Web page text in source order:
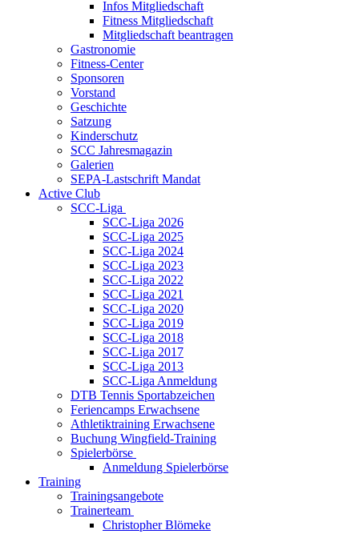
Infos Mitgliedschaft
Fitness Mitgliedschaft
Mitgliedschaft beantragen
Gastronomie
Fitness-Center
Sponsoren
Vorstand
Geschichte
Satzung
Kinderschutz
SCC Jahresmagazin
Galerien
SEPA-Lastschrift Mandat
Active Club
SCC-Liga
SCC-Liga 2026
SCC-Liga 2025
SCC-Liga 2024
SCC-Liga 2023
SCC-Liga 2022
SCC-Liga 2021
SCC-Liga 2020
SCC-Liga 2019
SCC-Liga 2018
SCC-Liga 2017
SCC-Liga 2013
SCC-Liga Anmeldung
DTB Tennis Sportabzeichen
Feriencamps Erwachsene
Athletiktraining Erwachsene
Buchung Wingfield-Training
Spielerbörse
Anmeldung Spielerbörse
Training
Trainingsangebote
Trainerteam
Christopher Blömeke